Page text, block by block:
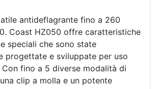
antideflagrante fino a 260
Coast HZ050 offre caratteristiche
speciali che sono state
progettate e sviluppate per uso
Con fino a 5 diverse modalità di
clip a molla e un potente